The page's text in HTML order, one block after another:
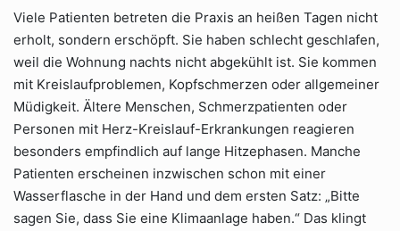
Viele Patienten betreten die Praxis an heißen Tagen nicht
erholt, sondern erschöpft. Sie haben schlecht geschlafen,
weil die Wohnung nachts nicht abgekühlt ist. Sie kommen
mit Kreislaufproblemen, Kopfschmerzen oder allgemeiner
Müdigkeit. Ältere Menschen, Schmerzpatienten oder
Personen mit Herz-Kreislauf-Erkrankungen reagieren
besonders empfindlich auf lange Hitzephasen. Manche
Patienten erscheinen inzwischen schon mit einer
Wasserflasche in der Hand und dem ersten Satz: „Bitte
sagen Sie, dass Sie eine Klimaanlage haben.“ Das klingt